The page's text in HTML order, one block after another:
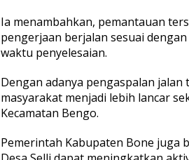
l
i
Ia menambahkan, pemantauan
pengerjaan berjalan sesuai
waktu penyelesaian.
Dengan adanya pengaspalan
masyarakat menjadi lebih lancar
Kecamatan Bengo.
Pemerintah Kabupaten Bone